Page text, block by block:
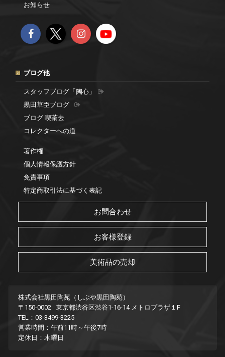
お知らせ
ブログ他
スタッフブログ「陶心」
黒田草臣ブログ
ブログ 喫茶去
コレクターへの道
著作権
個人情報保護方針
免責事項
特定商取引法に基づく表記
お問合わせ
お客様登録
美術品の売却
株式会社黒田陶苑（しぶや黒田陶苑）
〒150-0002 東京都渋谷区渋谷1-16-14 メトロプラザ１F
TEL：03-3499-3225
営業時間：午前11時～午後7時
定休日：木曜日